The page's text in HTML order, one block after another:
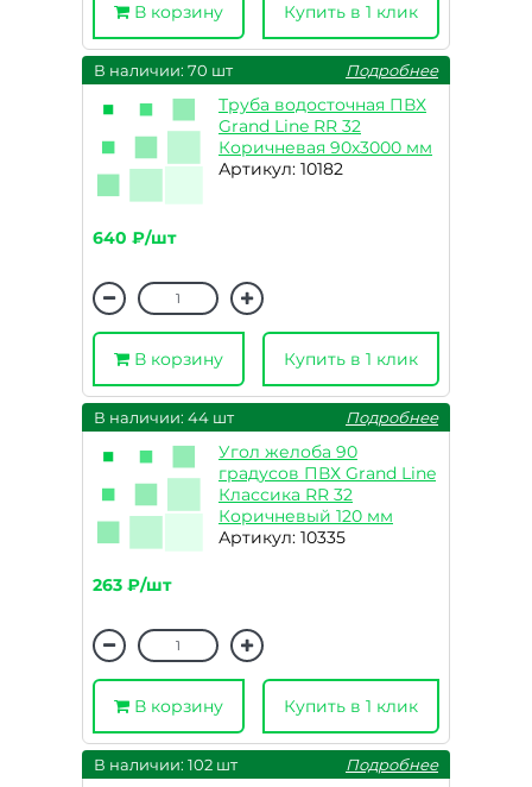
В корзину Купить в 1 клик
В наличии: 70 шт Подробнее
Труба водосточная ПВХ
Grand Line RR 32
Коричневая 90х3000 мм
Артикул: 10182
640 ₽/шт
В корзину Купить в 1 клик
В наличии: 44 шт Подробнее
Угол желоба 90
градусов ПВХ Grand Line
Классика RR 32
Коричневый 120 мм
Артикул: 10335
263 ₽/шт
В корзину Купить в 1 клик
В наличии: 102 шт Подробнее